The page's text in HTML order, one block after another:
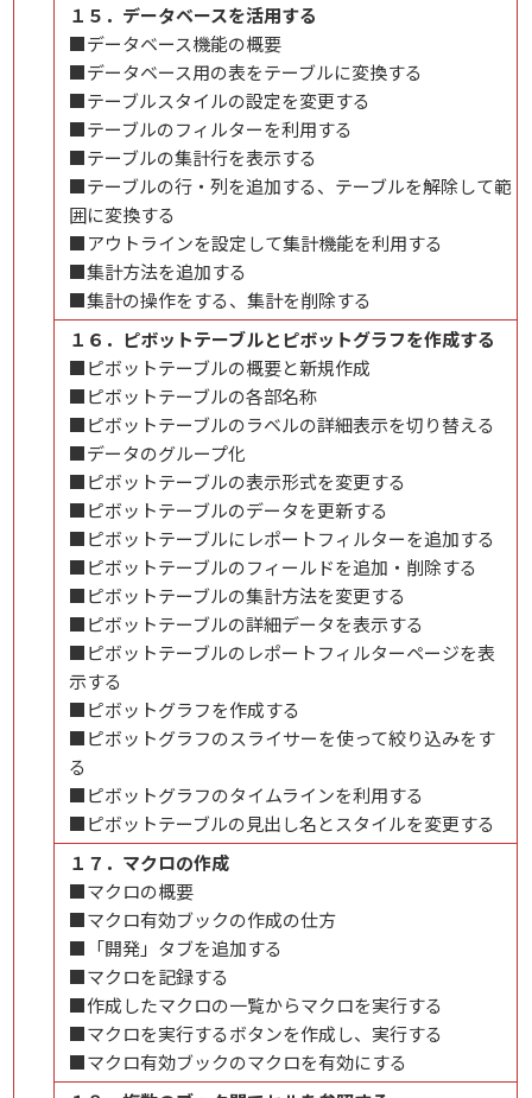
１５．データベースを活用する
■データベース機能の概要
■データベース用の表をテーブルに変換する
■テーブルスタイルの設定を変更する
■テーブルのフィルターを利用する
■テーブルの集計行を表示する
■テーブルの行・列を追加する、テーブルを解除して範
囲に変換する
■アウトラインを設定して集計機能を利用する
■集計方法を追加する
■集計の操作をする、集計を削除する
１６．ピボットテーブルとピボットグラフを作成する
■ピボットテーブルの概要と新規作成
■ピボットテーブルの各部名称
■ピボットテーブルのラベルの詳細表示を切り替える
■データのグループ化
■ピボットテーブルの表示形式を変更する
■ピボットテーブルのデータを更新する
■ピボットテーブルにレポートフィルターを追加する
■ピボットテーブルのフィールドを追加・削除する
■ピボットテーブルの集計方法を変更する
■ピボットテーブルの詳細データを表示する
■ピボットテーブルのレポートフィルターページを表
示する
■ピボットグラフを作成する
■ピボットグラフのスライサーを使って絞り込みをす
る
■ピボットグラフのタイムラインを利用する
■ピボットテーブルの見出し名とスタイルを変更する
１７．マクロの作成
■マクロの概要
■マクロ有効ブックの作成の仕方
■「開発」タブを追加する
■マクロを記録する
■作成したマクロの一覧からマクロを実行する
■マクロを実行するボタンを作成し、実行する
■マクロ有効ブックのマクロを有効にする